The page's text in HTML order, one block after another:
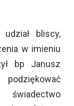
bliscy,
w imieniu
bp Janusz